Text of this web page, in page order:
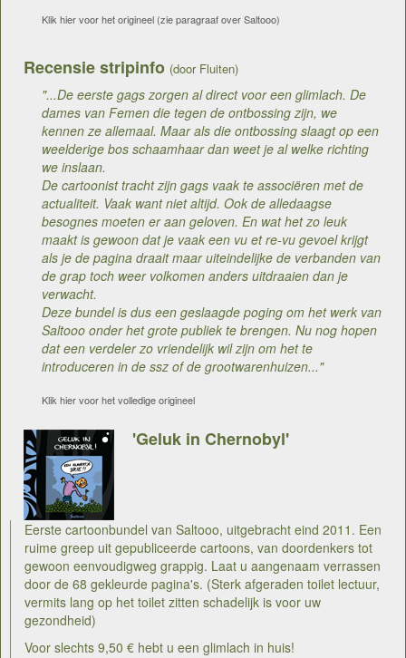
Klik hier voor het origineel (zie paragraaf over Saltooo)
Recensie stripinfo (door Fluiten)
"...De eerste gags zorgen al direct voor een glimlach. De
dames van Femen die tegen de ontbossing zijn, we
kennen ze allemaal. Maar als die ontbossing slaagt op een
weelderige bos schaamhaar dan weet je al welke richting
we inslaan.
De cartoonist tracht zijn gags vaak te associëren met de
actualiteit. Vaak want niet altijd. Ook de alledaagse
besognes moeten er aan geloven. En wat het zo leuk
maakt is gewoon dat je vaak een vu et re-vu gevoel krijgt
als je de pagina draait maar uiteindelijke de verbanden van
de grap toch weer volkomen anders uitdraaien dan je
verwacht.
Deze bundel is dus een geslaagde poging om het werk van
Saltooo onder het grote publiek te brengen. Nu nog hopen
dat een verdeler zo vriendelijk wil zijn om het te
introduceren in de ssz of de grootwarenhuizen..."
Klik hier voor het volledige origineel
'Geluk in Chernobyl'
Eerste cartoonbundel van Saltooo, uitgebracht eind 2011. Een
ruime greep uit gepubliceerde cartoons, van doordenkers tot
gewoon eenvoudigweg grappig. Laat u aangenaam verrassen
door de 68 gekleurde pagina's. (Sterk afgeraden toilet lectuur,
vermits lang op het toilet zitten schadelijk is voor uw
gezondheid)
Voor slechts 9,50 € hebt u een glimlach in huis!